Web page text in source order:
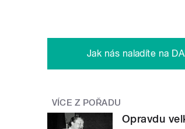
Jak nás naladíte na
VÍCE Z POŘADU
Opravdu